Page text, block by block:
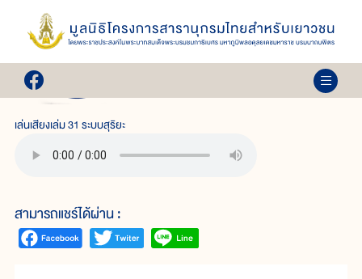
เล่ม 31
เล่นเสียงเล่ม 31 ระบบสุริยะ
สามารถแชร์ได้ผ่าน :